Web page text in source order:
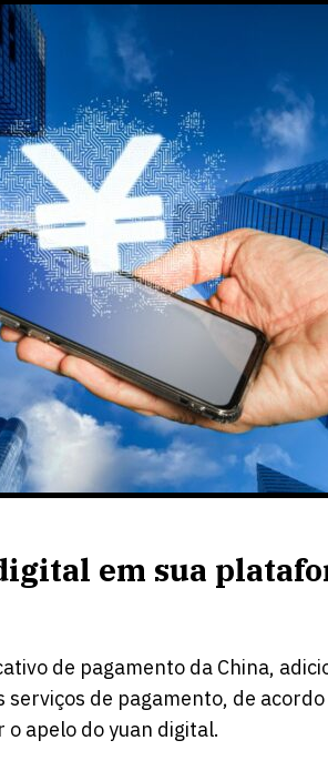
em sua
de pagamento da China,
serviços de pagamento, de
o apelo do yuan digital.